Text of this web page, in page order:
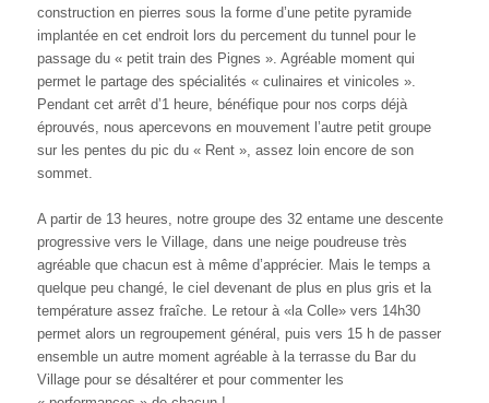
construction en pierres sous la forme d’une petite pyramide
implantée en cet endroit lors du percement du tunnel pour le
passage du « petit train des Pignes ». Agréable moment qui
permet le partage des spécialités « culinaires et vinicoles ».
Pendant cet arrêt d’1 heure, bénéfique pour nos corps déjà
éprouvés, nous apercevons en mouvement l’autre petit groupe
sur les pentes du pic du « Rent », assez loin encore de son
sommet.
A partir de 13 heures, notre groupe des 32 entame une descente
progressive vers le Village, dans une neige poudreuse très
agréable que chacun est à même d’apprécier. Mais le temps a
quelque peu changé, le ciel devenant de plus en plus gris et la
température assez fraîche. Le retour à «la Colle» vers 14h30
permet alors un regroupement général, puis vers 15 h de passer
ensemble un autre moment agréable à la terrasse du Bar du
Village pour se désaltérer et pour commenter les